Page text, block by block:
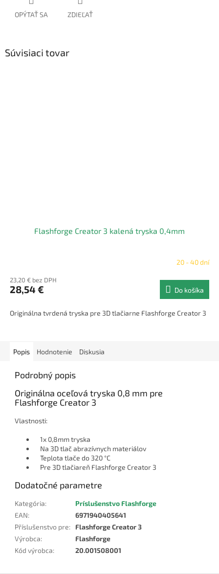
OPÝTAŤ SA ZDIEĽAŤ
Súvisiaci tovar
Flashforge Creator 3 kalená tryska 0,4mm
20 - 40 dní
23,20 € bez DPH
28,54 € Do košíka
Originálna tvrdená tryska pre 3D tlačiarne Flashforge Creator 3
Popis Hodnotenie Diskusia
Podrobný popis
Originálna oceľová tryska 0,8 mm pre
Flashforge Creator 3
Vlastnosti:
1x 0,8mm tryska
Na 3D tlač abrazívnych materiálov
Teplota tlače do 320 °C
Pre 3D tlačiareň Flashforge Creator 3
Dodatočné parametre
Kategória:
Príslušenstvo Flashforge
EAN:
6971940405641
Příslušenstvo pre:
Flashforge Creator 3
Výrobca:
Flashforge
Kód výrobca: 20.001508001